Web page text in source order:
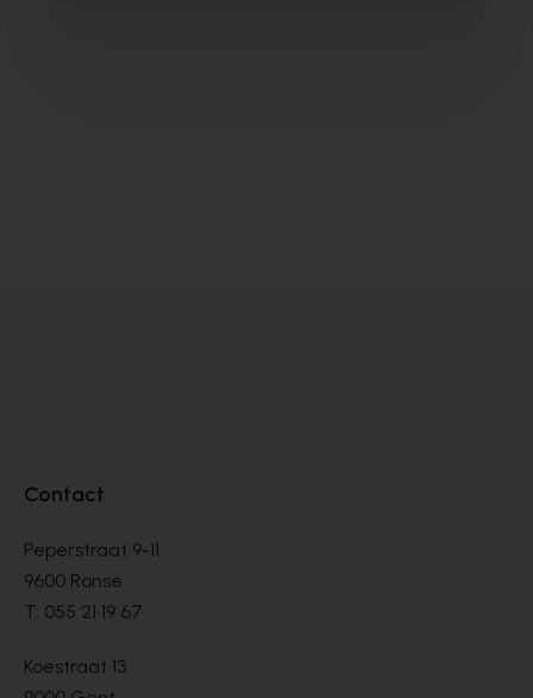
Contact
Peperstraat 9-11
9600 Ronse
T. 055 21 19 67
Koestraat 13